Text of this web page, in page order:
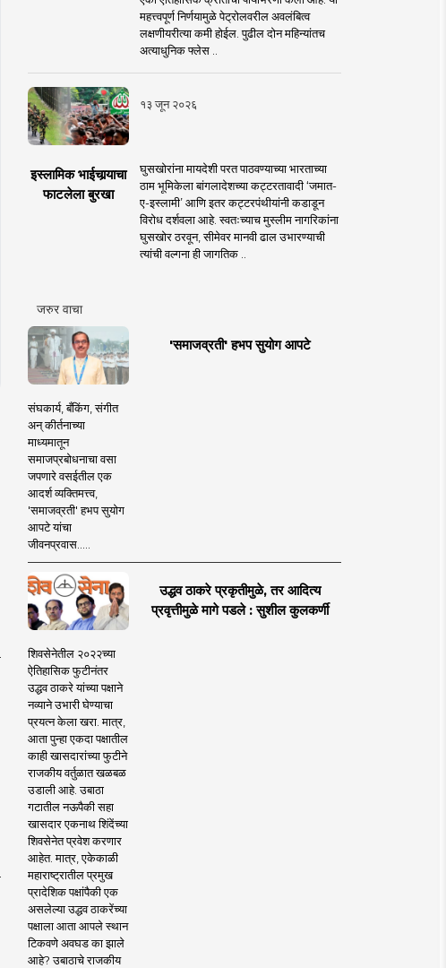
महत्त्वपूर्ण निर्णयामुळे पेट्रोलवरील अवलंबित्व
लक्षणीयरीत्या कमी होईल. पुढील दोन महिन्यांतच
अत्याधुनिक फ्लेस ..
१३ जून २०२६
इस्लामिक भाईचार्‍याचा
फाटलेला बुरखा
घुसखोरांना मायदेशी परत पाठवण्याच्या भारताच्या
ठाम भूमिकेला बांगलादेशच्या कट्टरतावादी ‘जमात-
ए-इस्लामी’ आणि इतर कट्टरपंथीयांनी कडाडून
विरोध दर्शवला आहे. स्वतःच्याच मुस्लीम नागरिकांना
घुसखोर ठरवून, सीमेवर मानवी ढाल उभारण्याची
त्यांची वल्गना ही जागतिक ..
जरुर वाचा
'समाजव्रती' हभप सुयोग आपटे
संघकार्य, बँकिंग, संगीत
अन् कीर्तनाच्या
माध्यमातून
समाजप्रबोधनाचा वसा
जपणारे वसईतील एक
आदर्श व्यक्तिमत्त्व,
'समाजव्रती' हभप सुयोग
आपटे यांचा
जीवनप्रवास.....
उद्धव ठाकरे प्रकृतीमुळे, तर आदित्य
प्रवृत्तीमुळे मागे पडले : सुशील कुलकर्णी
शिवसेनेतील २०२२च्या
ऐतिहासिक फुटीनंतर
उद्धव ठाकरे यांच्या पक्षाने
नव्याने उभारी घेण्याचा
प्रयत्न केला खरा. मात्र,
आता पुन्हा एकदा पक्षातील
काही खासदारांच्या फुटीने
राजकीय वर्तुळात खळबळ
उडाली आहे. उबाठा
गटातील नऊपैकी सहा
खासदार एकनाथ शिंदेंच्या
शिवसेनेत प्रवेश करणार
आहेत. मात्र, एकेकाळी
महाराष्ट्रातील प्रमुख
प्रादेशिक पक्षांपैकी एक
असलेल्या उद्धव ठाकरेंच्या
पक्षाला आता आपले स्थान
टिकवणे अवघड का झाले
आहे? उबाठाचे राजकीय